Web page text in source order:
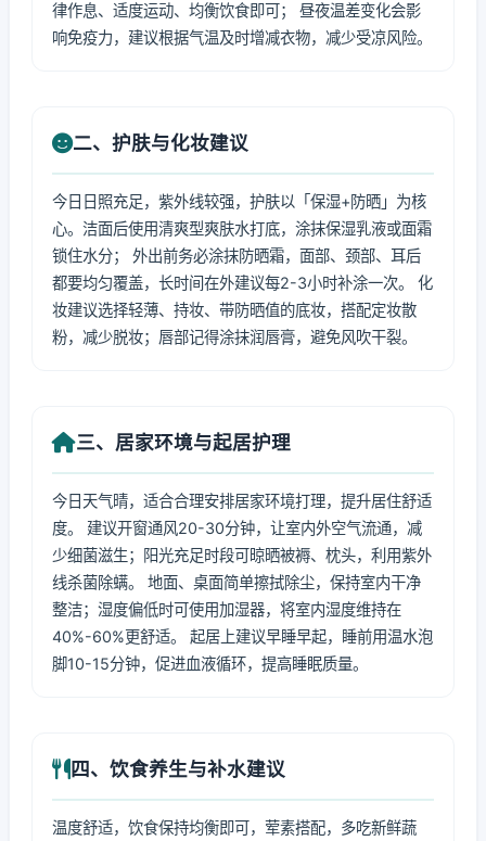
律作息、适度运动、均衡饮食即可； 昼夜温差变化会影
响免疫力，建议根据气温及时增减衣物，减少受凉风险。
二、护肤与化妆建议
今日日照充足，紫外线较强，护肤以「保湿+防晒」为核
心。洁面后使用清爽型爽肤水打底，涂抹保湿乳液或面霜
锁住水分； 外出前务必涂抹防晒霜，面部、颈部、耳后
都要均匀覆盖，长时间在外建议每2-3小时补涂一次。 化
妆建议选择轻薄、持妆、带防晒值的底妆，搭配定妆散
粉，减少脱妆；唇部记得涂抹润唇膏，避免风吹干裂。
三、居家环境与起居护理
今日天气晴，适合合理安排居家环境打理，提升居住舒适
度。 建议开窗通风20-30分钟，让室内外空气流通，减
少细菌滋生；阳光充足时段可晾晒被褥、枕头，利用紫外
线杀菌除螨。 地面、桌面简单擦拭除尘，保持室内干净
整洁；湿度偏低时可使用加湿器，将室内湿度维持在
40%-60%更舒适。 起居上建议早睡早起，睡前用温水泡
脚10-15分钟，促进血液循环，提高睡眠质量。
四、饮食养生与补水建议
温度舒适，饮食保持均衡即可，荤素搭配，多吃新鲜蔬